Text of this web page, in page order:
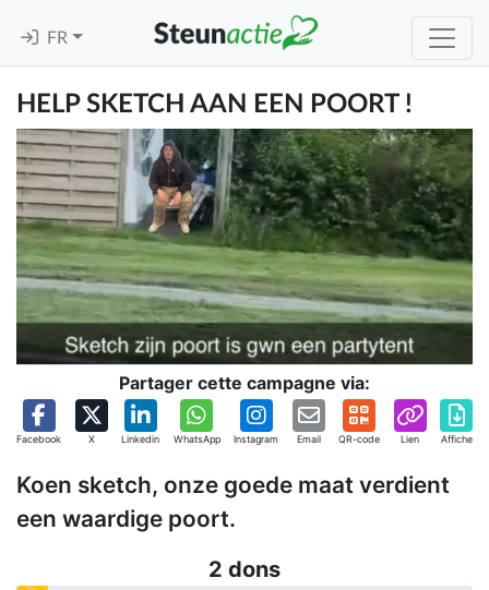
FR
HELP SKETCH AAN EEN POORT !
Partager cette campagne via:
Facebook X Linkedin WhatsApp Instagram Email QR-code Lien Affiche
Koen sketch, onze goede maat verdient
een waardige poort.
2 dons